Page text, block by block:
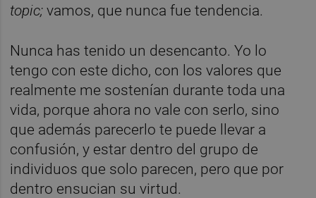
topic; vamos, que nunca fue tendencia.
Nunca has tenido un desencanto. Yo lo
tengo con este dicho, con los valores que
realmente me sostenían durante toda una
vida, porque ahora no vale con serlo, sino
que además parecerlo te puede llevar a
confusión, y estar dentro del grupo de
individuos que solo parecen, pero que por
dentro ensucian su virtud.